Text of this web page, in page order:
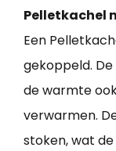
Pelletkachel
Een
gekoppeld.
de warmte
verwarmen.
stoken, wat